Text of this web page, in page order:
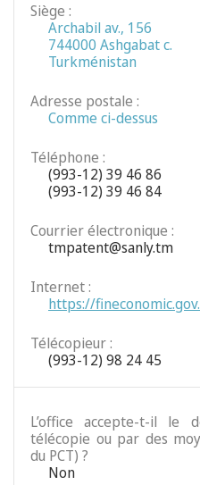
Siège :
Archabil av., 156
744000 Ashgabat c.
Turkménistan
Adresse postale :
Comme ci-dessus
Téléphone :
(993-12) 39 46 86
(993-12) 39 46 84
Courrier électronique :
tmpatent@sanly.tm
Internet :
https://
Télécopieur :
(993-12) 98 24 45
L’office accepte-t-il le
télécopie ou par des
du PCT) ?
Non